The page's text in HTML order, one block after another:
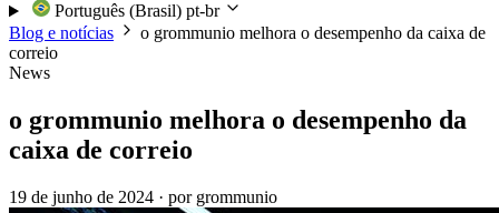
Português (Brasil) pt-br
Blog e notícias
o grommunio melhora o desempenho da caixa de
correio
News
o grommunio melhora o desempenho da
caixa de correio
19 de junho de 2024 · por grommunio